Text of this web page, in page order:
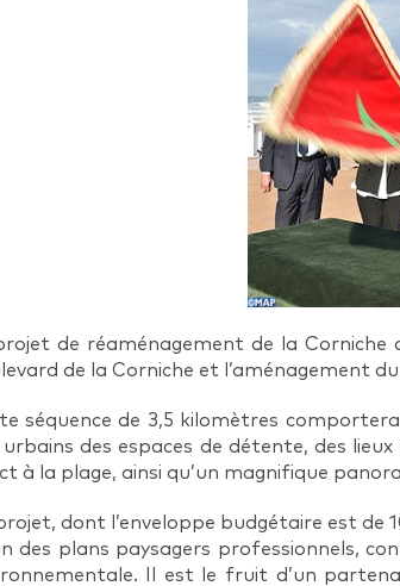
de réaménagement de la Corniche
de la Corniche et l’aménagement
séquence de 3,5 kilomètres
urbains des espaces de détente, des
à la plage, ainsi qu’un magnifique
dont l’enveloppe budgétaire est de
des plans paysagers professionnels,
Il est le fruit d’un